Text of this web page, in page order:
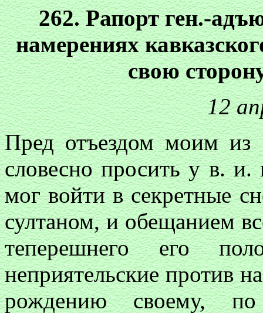
262. Рапорт ген.-
намерениях
свою
12
Пред отъездом моим из
словесно просить у в.
мог войти в секретные
султаном, и обещанием
теперешнего его
неприятельские против
рождению своему,